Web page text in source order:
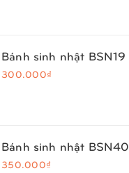
Bánh sinh nhật BSN19
300.000₫
Bánh sinh nhật BSN40
350.000₫